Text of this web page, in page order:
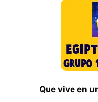
Que vive en